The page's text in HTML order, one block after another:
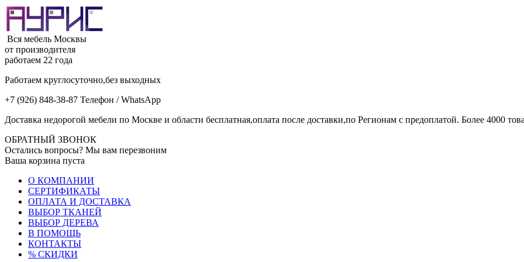
Вся мебель Москвы
от производителя
работаем 22 года
Работаем круглосуточно,без выходных
+7 (926) 848-38-87 Телефон / WhatsApp
Доставка недорогой мебели по Москве и области бесплатная,оплата после доставки,по Регионам с предоплатой. Более 4000
ОБРАТНЫЙ ЗВОНОК
Остались вопросы? Мы вам перезвоним
Ваша корзина пуста
О КОМПАНИИ
СЕРТИФИКАТЫ
ОПЛАТА И ДОСТАВКА
ВЫБОР ТКАНЕЙ
ВЫБОР ДЕРЕВА
В ПОМОЩЬ
КОНТАКТЫ
% СКИДКИ